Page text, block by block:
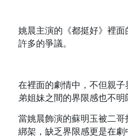
姚晨主演的《都挺好》裡
許多的爭議。
在裡面的劇情中，不但親
弟姐妹之間的界限感也不明
當姚晨飾演的蘇明玉被二
綁架，缺乏界限感更是在劇